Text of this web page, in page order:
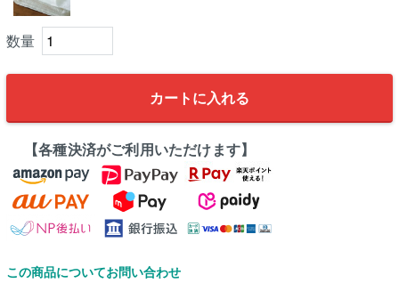
カートに入れる
【各種決済がご利用いただけます】
この商品についてお問い合わせ